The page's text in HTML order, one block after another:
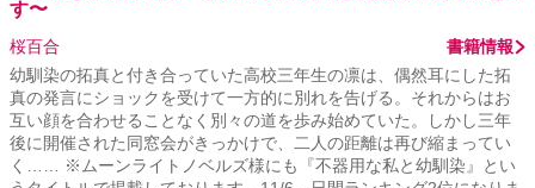
す〜
桜百合
書籍情報
幼馴染の拓真と付き合っていた高校三年生の凛は、偶然耳にした拓
真の発言にショックを受けて一方的に別れを告げる。それからはお
互い顔を合わせることなく別々の道を歩み始めていた。しかし三年
後に開催された同窓会がきっかけで、二人の距離は再び縮まってい
く…… ※ムーンライトノベルズ様にも『不器用な私と幼馴染』とい